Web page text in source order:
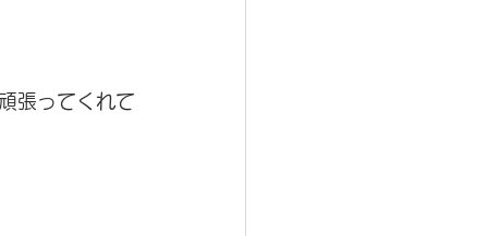
張ってくれて